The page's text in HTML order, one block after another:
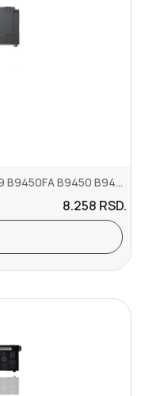
Baterija za Laptop Asus ExpertBook B9 B9450FA B9450 B9450F Series C...
8.258 RSD.